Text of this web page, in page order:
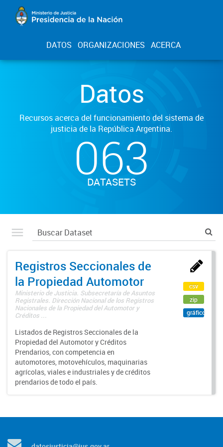
DATOS ORGANIZACIONES ACERCA
Datos
Recursos acerca del funcionamiento del sistema de
justicia de la República Argentina.
063
DATASETS
Registros Seccionales de
la Propiedad Automotor
Ministerio de Justicia. Subsecretaría de Asuntos
Registrales. Dirección Nacional de los Registros
Nacionales de la Propiedad del Automotor y
Créditos ...
Listados de Registros Seccionales de la
Propiedad del Automotor y Créditos
Prendarios, con competencia en
automotores, motovehículos, maquinarias
agrícolas, viales e industriales y de créditos
prendarios de todo el país.
csv
zip
gráfico